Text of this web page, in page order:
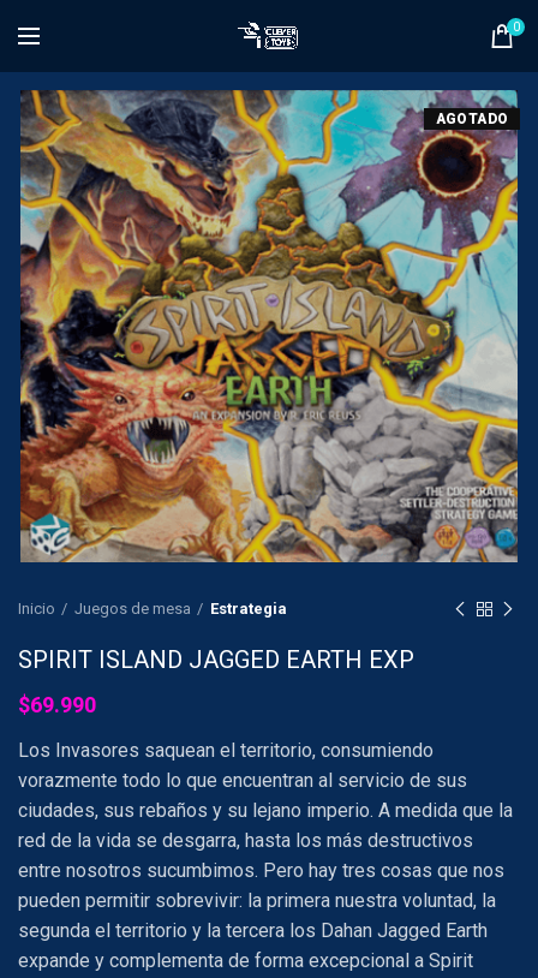
0
AGOTADO
Inicio Juegos de mesa Estrategia
SPIRIT ISLAND JAGGED EARTH EXP
$69.990
Los Invasores saquean el territorio, consumiendo
vorazmente todo lo que encuentran al servicio de sus
ciudades, sus rebaños y su lejano imperio. A medida que la
red de la vida se desgarra, hasta los más destructivos
entre nosotros sucumbimos. Pero hay tres cosas que nos
pueden permitir sobrevivir: la primera nuestra voluntad, la
segunda el territorio y la tercera los Dahan Jagged Earth
expande y complementa de forma excepcional a Spirit